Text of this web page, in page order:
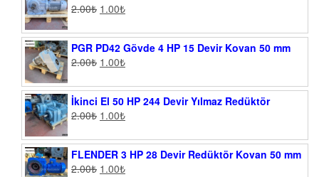
2.00₺ 1.00₺
PGR PD42 Gövde 4 HP 15 Devir Kovan 50 mm
2.00₺ 1.00₺
İkinci El 50 HP 244 Devir Yılmaz Redüktör
2.00₺ 1.00₺
FLENDER 3 HP 28 Devir Redüktör Kovan 50 mm
2.00₺ 1.00₺